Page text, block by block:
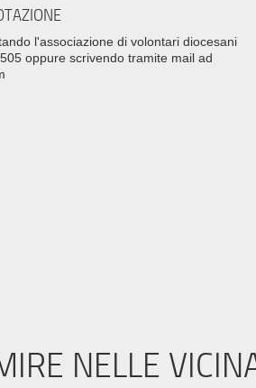
l'associazione di volontari diocesani
oppure scrivendo tramite mail ad
NELLE